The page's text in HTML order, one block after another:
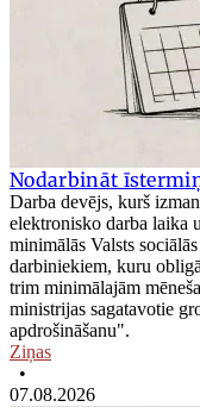
Nodarbināt
Darba devējs, kurš
elektronisko darba laika
minimālās Valsts
darbiniekiem, kuru
trim minimālajām
ministrijas sagatavotie
apdrošināšanu".
Ziņas
•
07.08.2026